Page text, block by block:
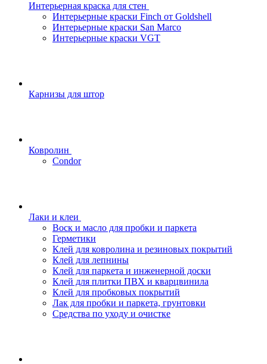
Интерьерная краска для стен
Интерьерные краски Finch от Goldshell
Интерьерные краски San Marco
Интерьерные краски VGT
Карнизы для штор
Ковролин
Condor
Лаки и клеи
Воск и масло для пробки и паркета
Герметики
Клей для ковролина и резиновых покрытий
Клей для лепнины
Клей для паркета и инженерной доски
Клей для плитки ПВХ и кварцвинила
Клей для пробковых покрытий
Лак для пробки и паркета, грунтовки
Средства по уходу и очистке